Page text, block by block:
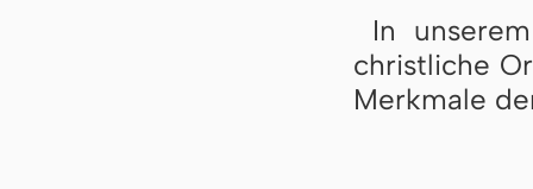
In
christliche
Merkmale